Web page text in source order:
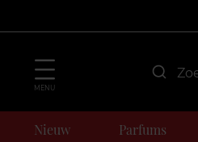
MENU
Nieuw Parfums